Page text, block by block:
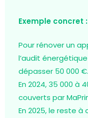
Exemple concret :
Pour rénover un
l’audit
dépasser 50 000 €.
En 2024, 35 000 à
couverts par
En 2025, le reste